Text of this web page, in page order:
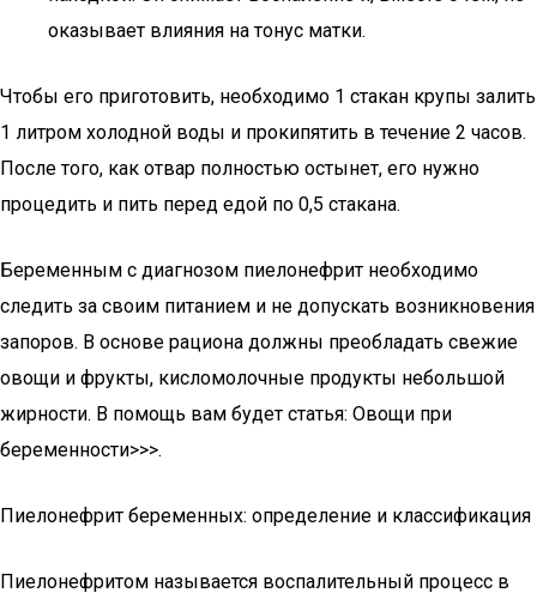
оказывает влияния на тонус матки.
Чтобы его приготовить, необходимо 1 стакан крупы залить
1 литром холодной воды и прокипятить в течение 2 часов.
После того, как отвар полностью остынет, его нужно
процедить и пить перед едой по 0,5 стакана.
Беременным с диагнозом пиелонефрит необходимо
следить за своим питанием и не допускать возникновения
запоров. В основе рациона должны преобладать свежие
овощи и фрукты, кисломолочные продукты небольшой
жирности. В помощь вам будет статья: Овощи при
беременности>>>.
Пиелонефрит беременных: определение и классификация
Пиелонефритом называется воспалительный процесс в